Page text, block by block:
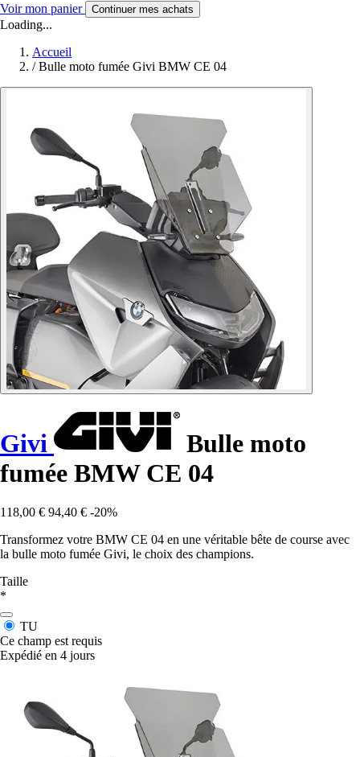
Voir mon panier Continuer mes achats
Loading...
Accueil
/ Bulle moto fumée Givi BMW CE 04
Givi
Bulle moto
fumée BMW CE 04
118,00 € 94,40 € -20%
Transformez votre BMW CE 04 en une véritable bête de course avec
la bulle moto fumée Givi, le choix des champions.
Taille
*
TU
Ce champ est requis
Expédié en 4 jours